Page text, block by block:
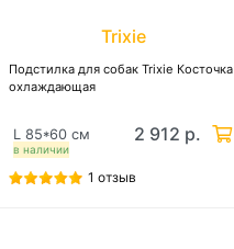
Trixie
Подстилка для собак Trixie Косточка
охлаждающая
в наличии
L 85*60 см 2 912 р.
1 отзыв